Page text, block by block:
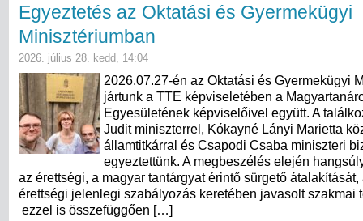
Egyeztetés az Oktatási és Gyermekügyi
Minisztériumban
2026. július 28. kedd, 14:04
2026.07.27-én az Oktatási és Gyermekügyi
jártunk a TTE képviseletében a
Egyesületének képviselőivel együtt. A
Judit miniszterrel, Kókayné Lányi Marietta
államtitkárral és Csapodi Csaba miniszteri
egyeztettünk. A megbeszélés elején
az érettségi, a magyar tantárgyat érintő sürgető átalakítását,
érettségi jelenlegi szabályozás keretében javasolt szakmai
ezzel is összefüggően […]